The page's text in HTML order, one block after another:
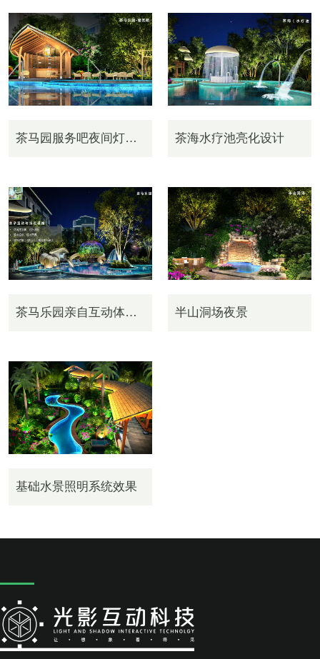
茶马园服务吧夜间灯光设计 茶海水疗池亮化设计
茶马乐园亲自互动体验区亮化 半山洞场夜景
基础水景照明系统效果